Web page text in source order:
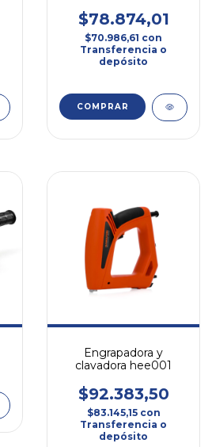
$78.874,01
$70.986,61 con
Transferencia o
depósito
Engrapadora y
clavadora hee001
$92.383,50
$83.145,15 con
Transferencia o
depósito